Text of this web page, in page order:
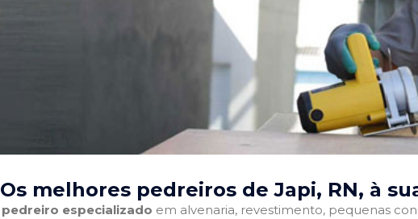
Os melhores pedreiros de Japi, RN, à
pedreiro especializado em alvenaria, revestimento, pequenas